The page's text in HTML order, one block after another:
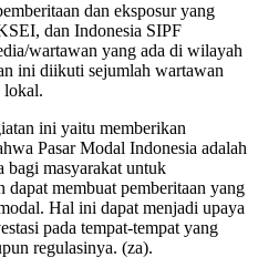
dan eksposur yang
dan Indonesia SIPF
wartawan yang ada di wilayah
ini diikuti sejumlah wartawan
lokal.
ini yaitu memberikan
Pasar Modal Indonesia adalah
bagi masyarakat untuk
dapat membuat pemberitaan yang
Hal ini dapat menjadi upaya
pada tempat-tempat yang
regulasinya. (za).